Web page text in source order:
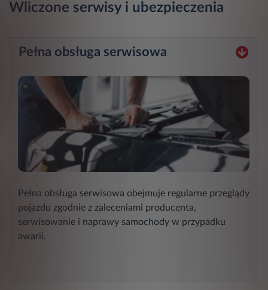
Wliczone serwisy i ubezpieczenia
Pełna obsługa serwisowa
Pełna obsługa serwisowa obejmuje regularne przeglądy
pojazdu zgodnie z zaleceniami producenta,
serwisowanie i naprawy samochody w przypadku
awarii.